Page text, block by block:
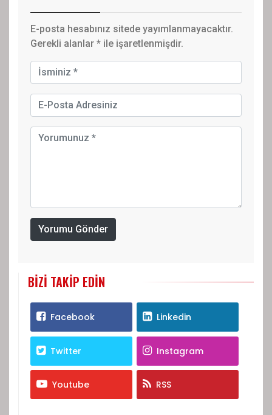
E-posta hesabınız sitede yayımlanmayacaktır.
Gerekli alanlar * ile işaretlenmişdir.
Yorumu Gönder
BIZI TAKIP EDIN
Facebook Linkedin
Twitter Instagram
Youtube RSS